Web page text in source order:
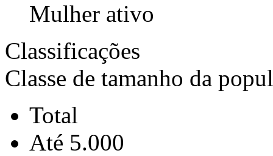
Mulher ativo
Classificações
Classe de tamanho da
Total
Até 5.000